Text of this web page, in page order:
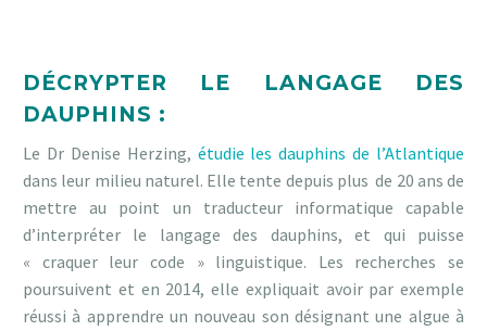
DÉCRYPTER LE LANGAGE DES
DAUPHINS :
Le Dr Denise Herzing, étudie les dauphins de l’Atlantique
dans leur milieu naturel. Elle tente depuis plus de 20 ans de
mettre au point un traducteur informatique capable
d’interpréter le langage des dauphins, et qui puisse
« craquer leur code » linguistique. Les recherches se
poursuivent et en 2014, elle expliquait avoir par exemple
réussi à apprendre un nouveau son désignant une algue à